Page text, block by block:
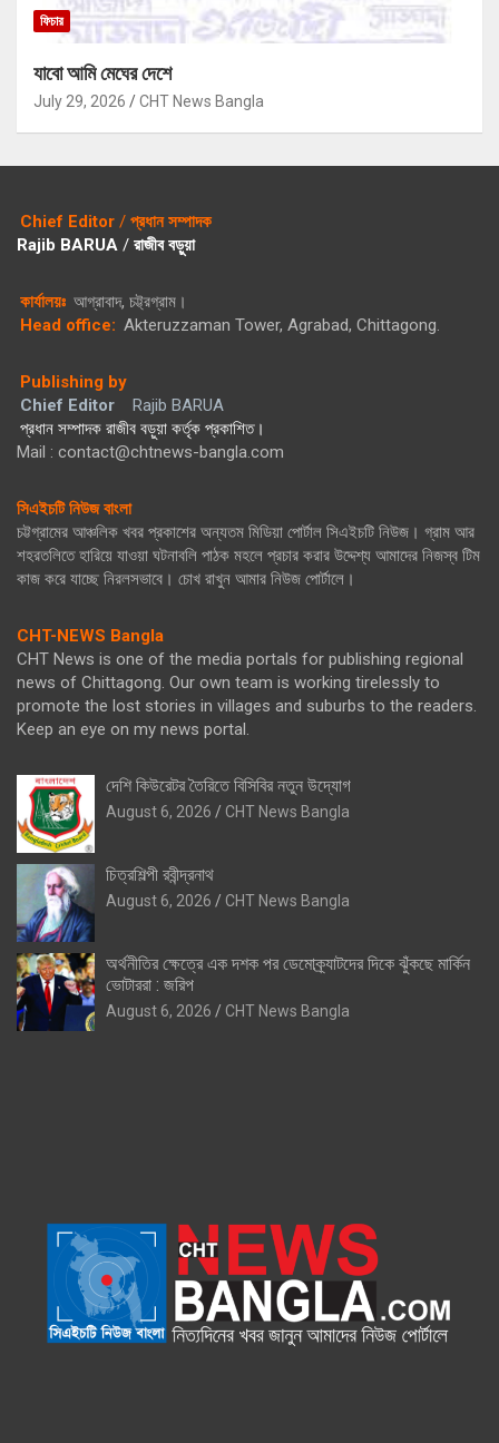
ফিচার
যাবো আমি মেঘের দেশে
July 29, 2026 CHT News Bangla
Chief Editor / প্রধান সম্পাদক
Rajib BARUA / রাজীব বড়ুয়া
কার্যালয়ঃ আগ্রাবাদ, চট্ট্রগ্রাম।
Head office: Akteruzzaman Tower, Agrabad, Chittagong.
Publishing by
Chief Editor
Rajib BARUA
প্রধান সম্পাদক রাজীব বড়ুয়া কর্তৃক প্রকাশিত।
Mail : contact@chtnews-bangla.com
সিএইচটি নিউজ বাংলা
চট্টগ্রামের আঞ্চলিক খবর প্রকাশের অন্যতম মিডিয়া পোর্টাল সিএইচটি নিউজ। গ্রাম আর
শহরতলিতে হারিয়ে যাওয়া ঘটনাবলি পাঠক মহলে প্রচার করার উদ্দেশ্য আমাদের নিজস্ব টিম
কাজ করে যাচ্ছে নিরলসভাবে। চোখ রাখুন আমার নিউজ পোর্টালে।
CHT-NEWS Bangla
CHT News is one of the media portals for publishing regional
news of Chittagong. Our own team is working tirelessly to
promote the lost stories in villages and suburbs to the readers.
Keep an eye on my news portal.
দেশি কিউরেটর তৈরিতে বিসিবির নতুন উদ্যোগ
August 6, 2026 CHT News Bangla
চিত্রশিল্পী রবীন্দ্রনাথ
August 6, 2026 CHT News Bangla
অর্থনীতির ক্ষেত্রে এক দশক পর ডেমোক্র্যাটদের দিকে ঝুঁকছে মার্কিন
ভোটাররা : জরিপ
August 6, 2026 CHT News Bangla